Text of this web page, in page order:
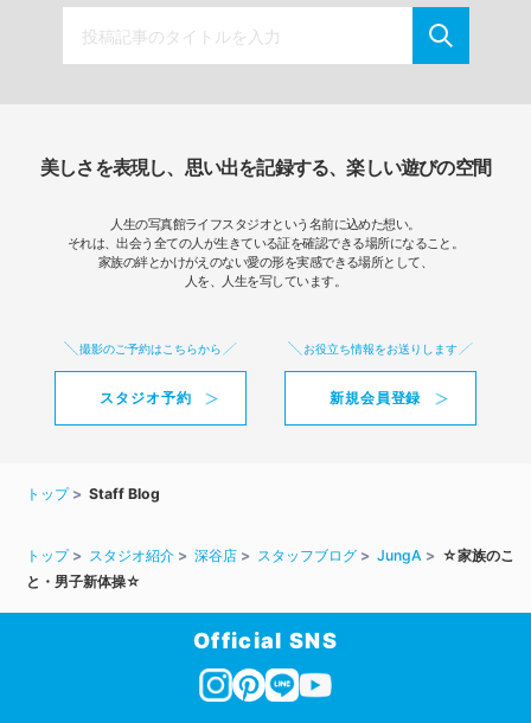
美しさを表現し、思い出を記録する、楽しい遊びの空間
人生の写真館ライフスタジオという名前に込めた想い。
それは、出会う全ての人が生きている証を確認できる場所になること。
家族の絆とかけがえのない愛の形を実感できる場所として、
人を、人生を写しています。
撮影のご予約はこちらから
スタジオ予約
お役立ち情報をお送りします
新規会員登録
トップ Staff Blog
トップ スタジオ紹介 深谷店 スタッフブログ JungA
☆家族のこ
と・男子新体操☆
Official SNS